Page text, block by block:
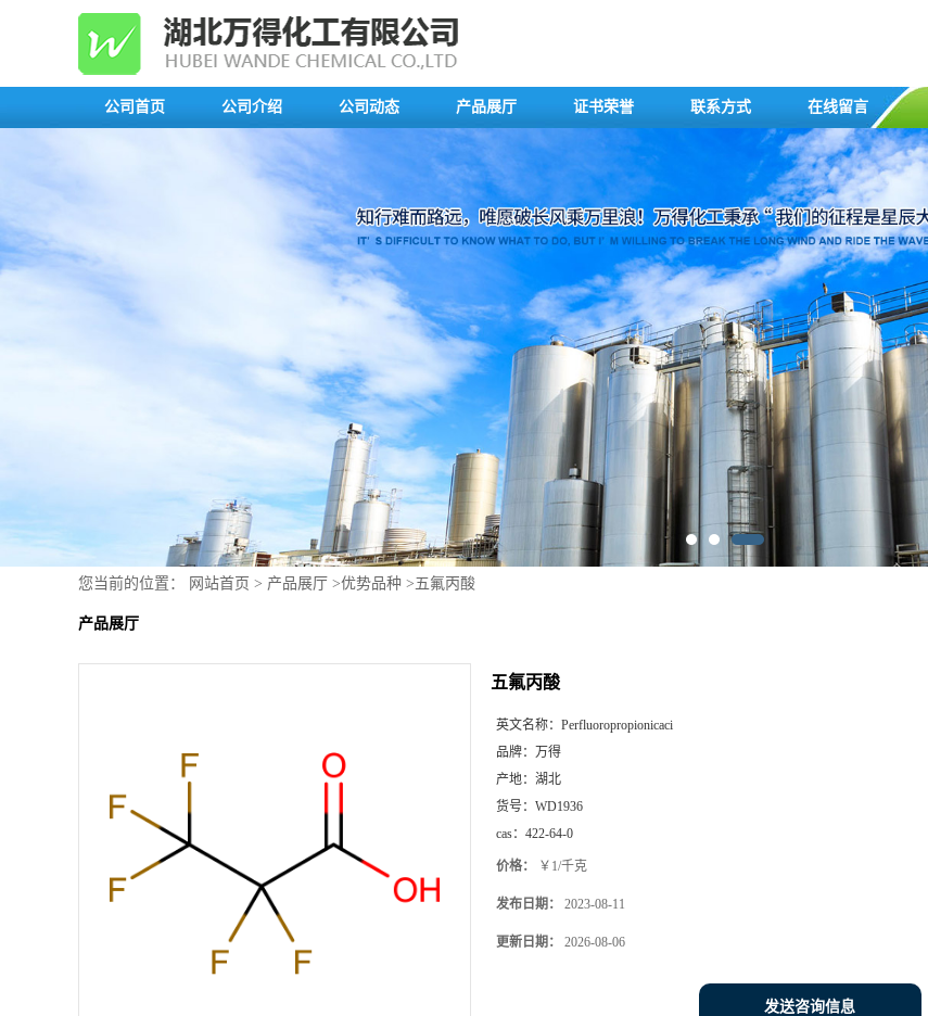
公司首页 公司介绍 公司动态 产品展厅 证书荣誉 联系方式 在线留言
您当前的位置： 网站首页 > 产品展厅 >优势品种 >五氟丙酸
产品展厅
五氟丙酸
英文名称： Perfluoropropionicaci
品牌： 万得
产地： 湖北
货号： WD1936
cas： 422-64-0
价格： ￥1/千克
发布日期： 2023-08-11
更新日期： 2026-08-06
发送咨询信息